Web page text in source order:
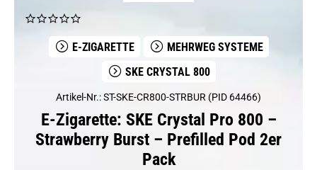
E-ZIGARETTE
MEHRWEG SYSTEME
SKE CRYSTAL 800
Artikel-Nr.: ST-SKE-CR800-STRBUR (PID 64466)
E-Zigarette: SKE Crystal Pro 800 –
Strawberry Burst – Prefilled Pod 2er
Pack